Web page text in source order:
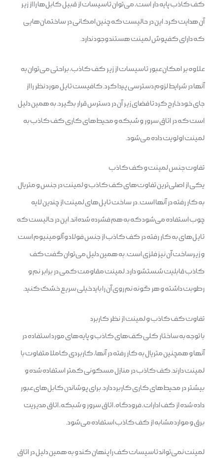
کف کاذب پایه دار است، می‌توان تاسیسات از قبیل کابل‌ها را از زیر
آن هدایت کرد. این در حالیست که چنین امکانی در ساختمان‌هایی
که دارای کفپوش لمینت هستند وجود ندارد.
علاوه بر امکان عبور تاسیسات از زیر کف کاذب، براحتی می‌توان به
آنها در شرایط لزوم دسترسی پیدا کرد. کافیست تایل مورد نظر را از
جای خود خارج کرد تا فضای زیر آن در دسترس قرار بگیرد. به همین دلیل
است که در اتاق سرور و شبکه و محیط‌های کاری کف کاذب به
لمینت اولویت داده می‌شود.
تفاوت جنس لمینت و کف کاذب
یکی از اصلی‌ترین تفاوت‌های کف کاذب و لمینت در جنس و متریال
به کار رفته در آنها است. در ساخت تایل‌های لمینت از چندین لایه
چوب استفاده می‌شود که به هم فشرده شده‌اند. این در حالیست که
تایل‌های به کار رفته در کف کاذب از جنس فولاد و آلومینیوم است
و زیرساخت آن نیز فلزی است. به همین دلیل می‌توان گفت کف
کاذب قابلیت شستشو دارد. لمینت مقاومت کمی در برابر نم و
رطوبت داشته و هر گونه نم روی آن را باید خیلی سریع خشک کنید.
تفاوت کف کاذب و لمینت از نظر کاربرد
با توجه به ساختار کلی کف‌های کاذب و پایه‌های مورد استفاده در
آنها و همچنین متریال به کار رفته در آنها، کاربردی کاملا متفاوت با
لمینت دارند. کف کاذب در منازل مسکونی کمتر استفاده شده و
بیشتر در محیط‌های کاری کاربرد دارد. برای پوشاندن کابل‌های عبور
داده شده از کف ادارات، فرودگاه، اتاق سرور و شبکه، اتاق مدیریت
برق و موارد مشابه از کف کاذب استفاده می‌شود.
لمینت نمی‌تواند تاسیسات کف را پنهان کند و به همین دلیل در اتاق